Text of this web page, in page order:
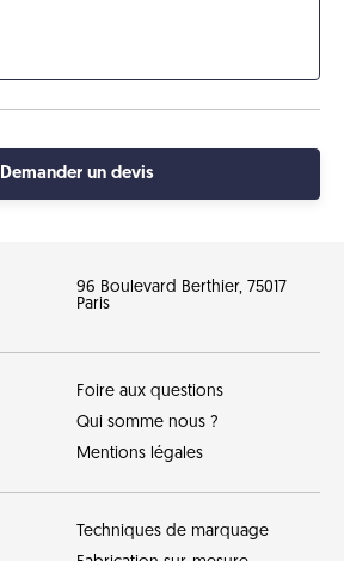
Demander un devis
96 Boulevard Berthier, 75017
Paris
Foire aux questions
Qui somme nous ?
Mentions légales
Techniques de marquage